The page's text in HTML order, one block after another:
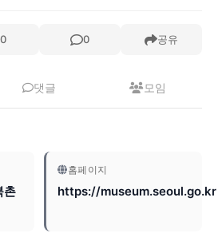
0 0 공유
댓글 모임
촌
홈페이지
https://museum.seoul.go.kr